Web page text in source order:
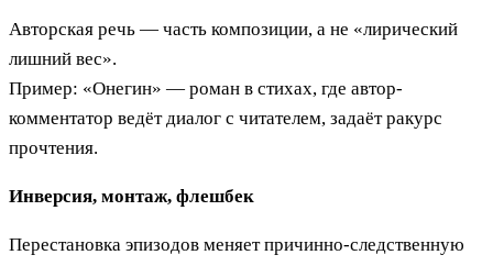
Авторская речь — часть композиции, а не «лирический
лишний вес».
Пример: «Онегин» — роман в стихах, где автор-
комментатор ведёт диалог с читателем, задаёт ракурс
прочтения.
Инверсия, монтаж, флешбек
Перестановка эпизодов меняет причинно-следственную